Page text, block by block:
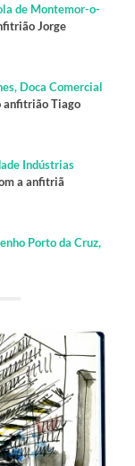
de Montemor-o-
Jorge
Doca Comercial
anfitrião Tiago
Indústrias
a anfitriã
Porto da Cruz,